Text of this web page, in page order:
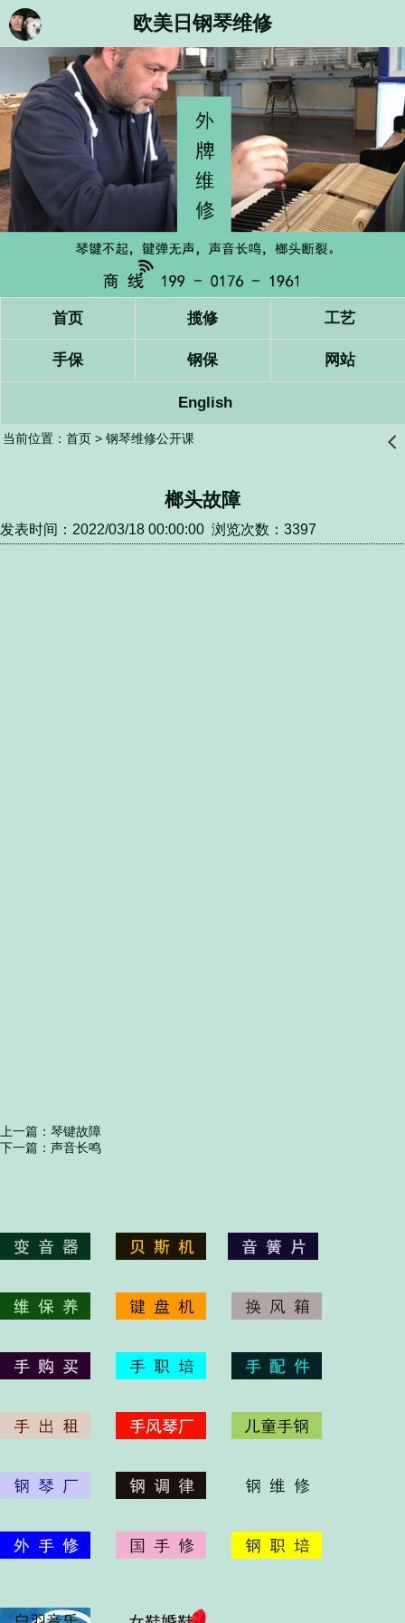
欧美日钢琴维修
首页 揽修 工艺
手保 钢保 网站
English
当前位置： 首页> 钢琴维修公开课 󰊒
榔头故障
发表时间：2022/03/18 00:00:00 浏览次数：3397
上一篇： 琴键故障
下一篇： 声音长鸣